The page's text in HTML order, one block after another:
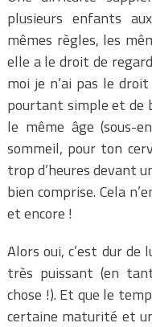
plusieurs enfants
mêmes règles, les
elle a le droit de
moi je n’ai pas le
pourtant simple et de
le même âge (sous-
sommeil, pour ton
trop d’heures devant
bien comprise. Cela
et encore !
Alors oui, c’est dur
très puissant (en
chose !). Et que le
certaine maturité et